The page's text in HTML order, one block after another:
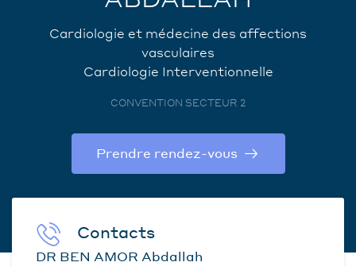
Cardiologie et médecine des affections
vasculaires
Cardiologie Interventionnelle
CONVENTION SECTEUR 2
Prendre rendez-vous
Contacts
DR BEN AMOR Abdallah